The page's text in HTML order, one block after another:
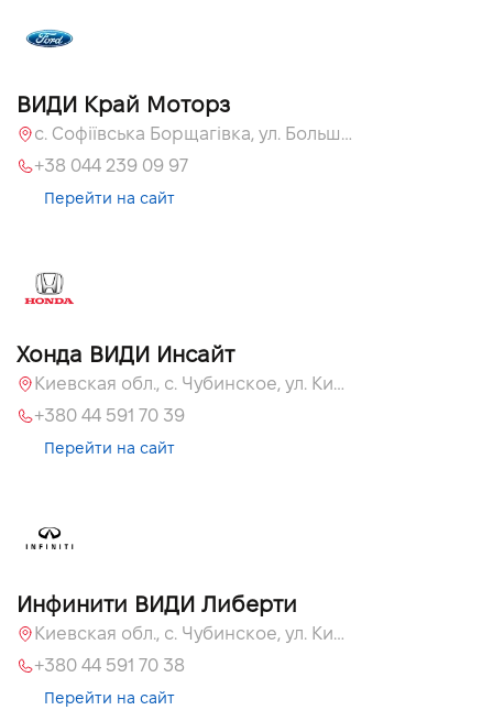
ВИДИ Край Моторз
с. Софіївська Борщагівка, ул. Большая Кольцевая, 60а
+38 044 239 09 97
Перейти на сайт
Хонда ВИДИ Инсайт
Киевская обл., c. Чубинское, ул. Киевская, 55
+380 44 591 70 39
Перейти на сайт
Инфинити ВИДИ Либерти
Киевская обл., c. Чубинское, ул. Киевская, 51
+380 44 591 70 38
Перейти на сайт